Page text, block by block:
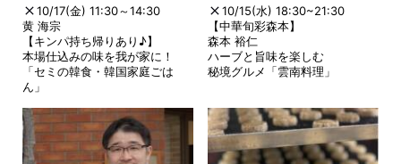
10/17(金) 11:30～14:30
黄 海宗
【キンパ持ち帰りあり♪】
本場仕込みの味を我が家に！
「セミの韓食・韓国家庭ごは
ん」
10/15(水) 18:30~21:30
【中華旬彩森本】
森本 裕仁
ハーブと旨味を楽しむ
秘境グルメ「雲南料理」